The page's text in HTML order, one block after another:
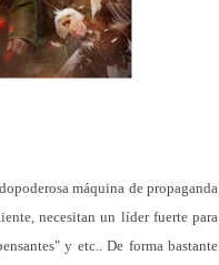
máquina de propaganda
necesitan un líder fuerte para
y etc.. De forma bastante